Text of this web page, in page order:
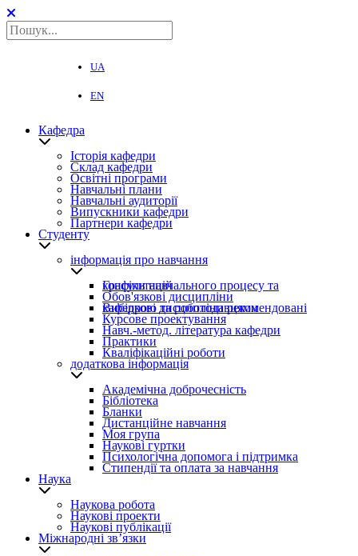
UA
EN
Кафедра
Історія кафедри
Склад кафедри
Освітні програми
Навчальні плани
Навчальні аудиторії
Випускники кафедри
Партнери кафедри
Студенту
інформація про навчання
Графіки навчального процесу та консультацій
Обов'язкові дисципліни
Вибіркові дисципліни рекомендовані кафедрою та роботодавцями
Курсове проектування
Навч.-метод. література кафедри
Практики
Кваліфікаційні роботи
додаткова інформація
Академічна доброчесність
Бібліотека
Бланки
Дистанційне навчання
Моя група
Наукові гуртки
Психологічна допомога і підтримка
Стипендії та оплата за навчання
Наука
Наукова робота
Наукові проекти
Наукові публікації
Міжнародні зв’язки